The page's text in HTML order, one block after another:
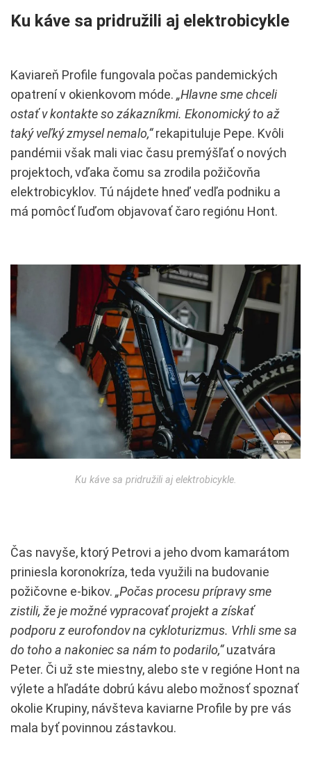
Ku káve sa pridružili aj elektrobicykle
Kaviareň Profile fungovala počas pandemických
opatrení v okienkovom móde. „Hlavne sme chceli
ostať v kontakte so zákazníkmi. Ekonomický to až
taký veľký zmysel nemalo,“rekapituluje Pepe. Kvôli
pandémii však mali viac času premýšľať o nových
projektoch, vďaka čomu sa zrodila požičovňa
elektrobicyklov. Tú nájdete hneď vedľa podniku a
má pomôcť ľuďom objavovať čaro regiónu Hont.
Ku káve sa pridružili aj elektrobicykle.
Čas navyše, ktorý Petrovi a jeho dvom kamarátom
priniesla koronokríza, teda využili na budovanie
požičovne e-bikov. „Počas procesu prípravy sme
zistili, že je možné vypracovať projekt a získať
podporu z eurofondov na cykloturizmus. Vrhli sme sa
do toho a nakoniec sa nám to podarilo,“uzatvára
Peter. Či už ste miestny, alebo ste v regióne Hont na
výlete a hľadáte dobrú kávu alebo možnosť spoznať
okolie Krupiny, návšteva kaviarne Profile by pre vás
mala byť povinnou zástavkou.